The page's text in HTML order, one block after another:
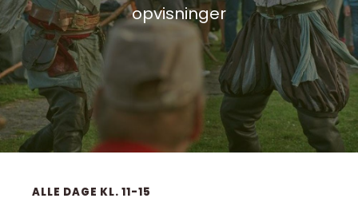
opvisninger
ALLE DAGE KL. 11-15